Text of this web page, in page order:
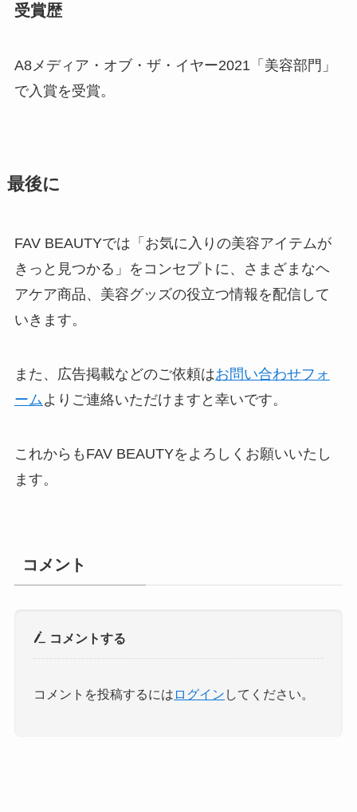
受賞歴
A8メディア・オブ・ザ・イヤー2021「美容部門」
で入賞を受賞。
最後に
FAV BEAUTYでは「お気に入りの美容アイテムが
きっと見つかる」をコンセプトに、さまざまなヘ
アケア商品、美容グッズの役立つ情報を配信して
いきます。
また、広告掲載などのご依頼はお問い合わせフォ
ームよりご連絡いただけますと幸いです。
これからもFAV BEAUTYをよろしくお願いいたし
ます。
コメント
コメントする
コメントを投稿するには ログイン してください。